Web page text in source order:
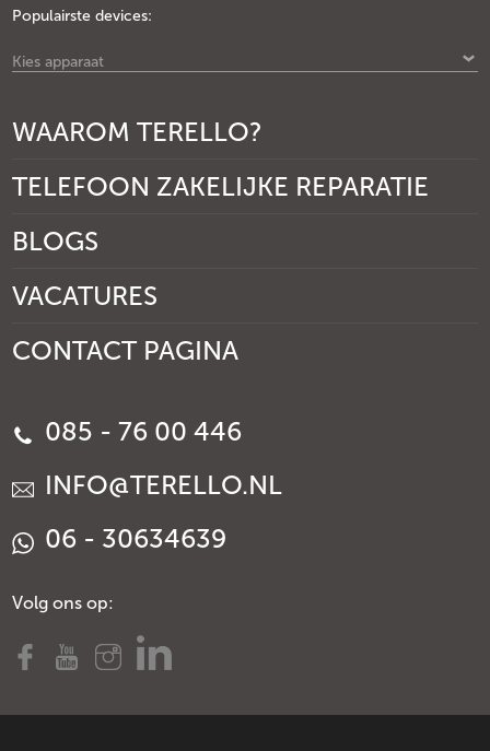
Populairste devices:
Kies apparaat
WAAROM TERELLO?
TELEFOON ZAKELIJKE REPARATIE
BLOGS
VACATURES
CONTACT PAGINA
085 - 76 00 446
INFO@TERELLO.NL
06 - 30634639
Volg ons op: